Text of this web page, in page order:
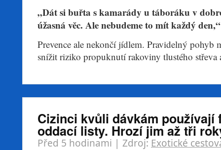
„Dát si buřta s kamarády u táboráku v
úžasná věc. Ale nebudeme to mít každý den,“
Prevence ale nekončí jídlem. Pravidelný pohyb
snížit riziko propuknutí rakoviny tlustého střeva
Cizinci kvůli dávkám používají
oddací listy. Hrozí jim až tři
Před 5 hodinami | Zdroj: Exotické